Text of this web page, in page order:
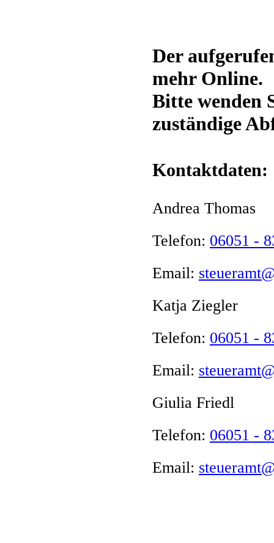
Der
mehr Online.
Bitte wenden
zuständige
Kontaktdaten:
Andrea Thomas
Telefon: 06051 -
Email:
Katja Ziegler
Telefon: 06051 -
Email:
Giulia Friedl
Telefon: 06051 -
Email: